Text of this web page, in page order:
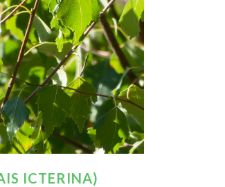
ICTERINA)